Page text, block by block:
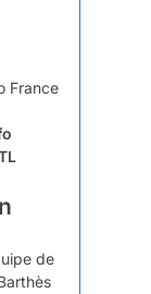
France
de